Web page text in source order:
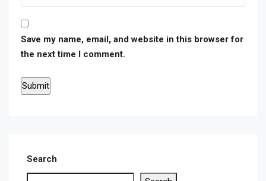
Save my name, email, and website in this browser for
the next time I comment.
Search